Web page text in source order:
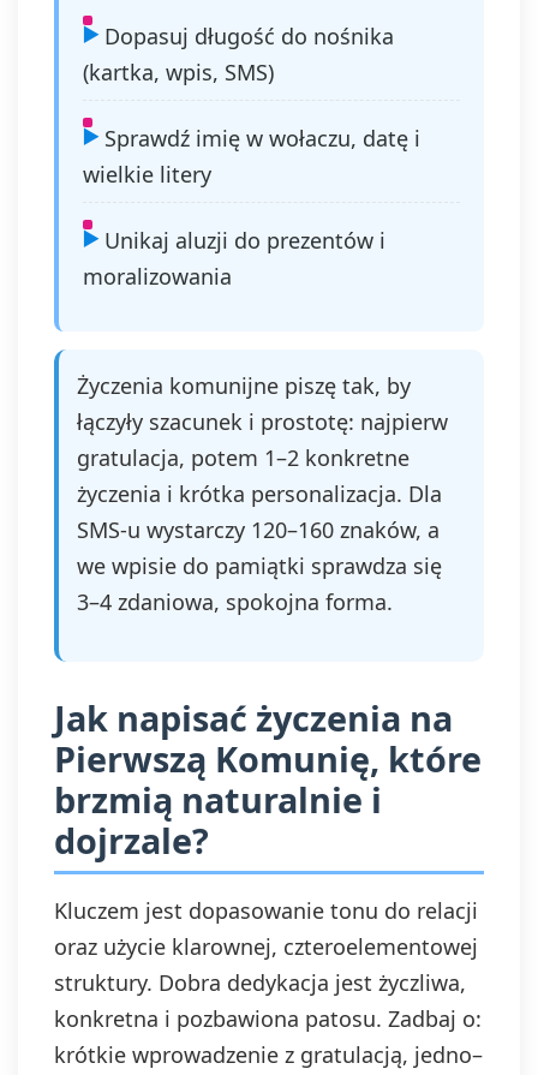
Dopasuj długość do nośnika
(kartka, wpis, SMS)
Sprawdź imię w wołaczu, datę i
wielkie litery
Unikaj aluzji do prezentów i
moralizowania
Życzenia komunijne piszę tak, by
łączyły szacunek i prostotę: najpierw
gratulacja, potem 1–2 konkretne
życzenia i krótka personalizacja. Dla
SMS-u wystarczy 120–160 znaków, a
we wpisie do pamiątki sprawdza się
3–4 zdaniowa, spokojna forma.
Jak napisać życzenia na
Pierwszą Komunię, które
brzmią naturalnie i
dojrzale?
Kluczem jest dopasowanie tonu do relacji
oraz użycie klarownej, czteroelementowej
struktury. Dobra dedykacja jest życzliwa,
konkretna i pozbawiona patosu. Zadbaj o:
krótkie wprowadzenie z gratulacją, jedno–